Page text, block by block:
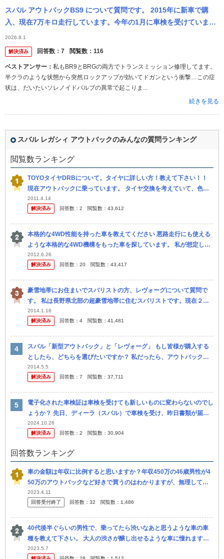
スバル アウトバックBS9 について質問です。 2015年に新車で購
入、現在7万キロ走行しています。今年の1月に車検を受けていま
す。半年ごとの点検パックも実施して来ました。が、先日予期せぬ
トラン...
2026.8.1
解決済み 回答数： 7 閲覧数： 116
ベストアンサー： 私もBR9とBRGの両方でトランスミッション修理してます。
半クラのような状態から突然ロックアップが効いてドガンという衝撃…この症
状は、だいたいソレノイドバルブの異常で起こりま...
続きを見る
スバル レガシィ アウトバックのみんなの質問ランキング
閲覧数ランキング
TOYOタイヤDRBについて。タイヤに詳しい方！教えて下さい！！
現在アウトバックに乗っています。 タイヤ交換を考えていて、色々
検索したのですが、TOYOタイヤのDRBが以上に安くて、ビックリ
し...
2011.4.14
解決済み
回答数： 2 閲覧数： 43,612
本格的な4WD性能を持った車を教えてください 悪路走行にも使える
ような本格的な4WD機構をもった車を探しています。 私が想定して
いる悪路は、以下のようなものです。 ・ 凹凸はそこまで大きくな
い...
2012.6.26
解決済み
回答数： 20 閲覧数： 43,417
豪雪地帯にお住まいでスバリストの方、レヴォーグについて質問で
す。 私は長野県北部の超豪雪地帯に住むスバリストです。現在２０
０７年式レガシィツーリングワゴン２．０GTを乗っていて、７年目
になったの...
2014.1.16
解決済み
回答数： 4 閲覧数： 41,481
スバル「新型アウトバック」と「レヴォーグ」 もし皆様が購入する
としたら、どちらを選びたいですか？ 私だったら、アウトバックの
ほうを選びたいですね。 レヴォーグは、インプレッサベースの日本
専用車...
2014.5.5
解決済み
回答数： 7 閲覧数： 37,711
電子化された車検証は車検を受けても新しいものに変わらないのでし
ょうか？ 先日、ディーラ（スバル）で車検を受け、昨日書類が届き
ました。 車検証について、車検に出す前に少し折れてしまっていた
箇所が...
2024.10.26
解決済み
回答数： 2 閲覧数： 30,904
回答数ランキング
車の金額は年収に比例すると思いますか？年収450万の46歳男性が4
50万のアウトバックなど好きで買うのはわかりますが、無理してる
なぁと思いますか？ アルファードやベルファイア乗ってる関東の田
舎の...
2023.4.11
回答受付終了
回答数： 32 閲覧数： 1,486
40代後半ぐらいの男性で、乗ってたら渋いなあと思うような車の車
種を教えて下さい。 大人の渋さが醸し出せるような車に憧れます。
ただ収入が低いのでそれ程高くない車を探してます。
2023.5.7